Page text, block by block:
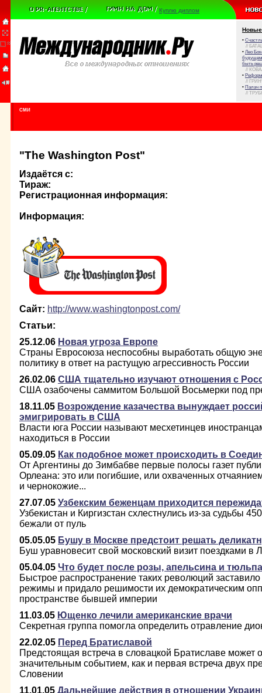
Куплю диплом
Новые
•
//
• Лео
будущем
быть
//
•
//
• Палач
//
СМИ
"The Washington Post"
Издаётся с:
Тираж:
Регистрационная информация:
Информация:
Сайт: http://www.washingtonpost.com/
Статьи:
25.12.06 Новая угроза Европе
Страны Евросоюза неспособны выработать общую
политику в ответ на растущую агрессивность России
26.02.06 США тщательно изучают отношения с
США озабочены саммитом Большой Восьмерки под
18.11.05 Возрождение казачества вынуждает
эмигрировать в США
Власти юга России называют месхетинцев
находиться в России
05.09.05 Как подобное может происходить в
От Аргентины до Зимбабве первые полосы газет
Орлеана: это или погибшие, или охваченных
и чернокожие...
27.07.05 Узбекским беженцам приходится
Узбекистан и Киргизстан схлестнулись из-за судьбы
бежали от пуль
05.05.05 Бушу в Москве предстоит решать
Буш уравновесит свой московский визит поездками в
05.04.05 Что будет после розы, апельсина и
Быстрое распространение таких революций заставило
режимы и придало решимости их демократическим
пространстве бывшей империи
11.03.05 Ющенко лечили американские врачи
Секретная группа помогла определить отравление
22.02.05 Перед Братиславой
Предстоящая встреча в словацкой Братиславе может
значительным событием, как и первая встреча двух
Словении
11.01.05 Дальнейшие действия в отношении